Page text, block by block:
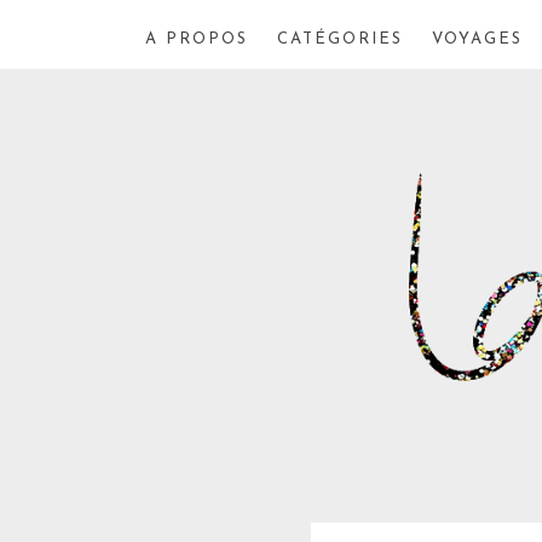
A PROPOS CATÉGORIES VOYAGES